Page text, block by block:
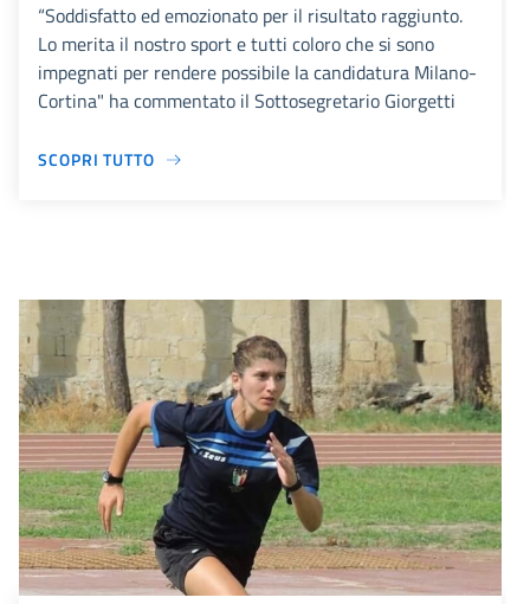
“Soddisfatto ed emozionato per il risultato raggiunto.
Lo merita il nostro sport e tutti coloro che si sono
impegnati per rendere possibile la candidatura Milano-
Cortina" ha commentato il Sottosegretario Giorgetti
SCOPRI TUTTO